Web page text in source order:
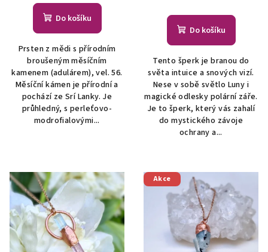
Do košíku
Prsten z mědi s přírodním
broušeným měsíčním
kamenem (adulárem), vel. 56.
Měsíční kámen je přírodní a
pochází ze Srí Lanky. Je
průhledný, s perleťovo-
modrofialovými...
Do košíku
Tento šperk je branou do
světa intuice a snových vizí.
Nese v sobě světlo Luny i
magické odlesky polární záře.
Je to šperk, který vás zahalí
do mystického závoje
ochrany a...
Akce